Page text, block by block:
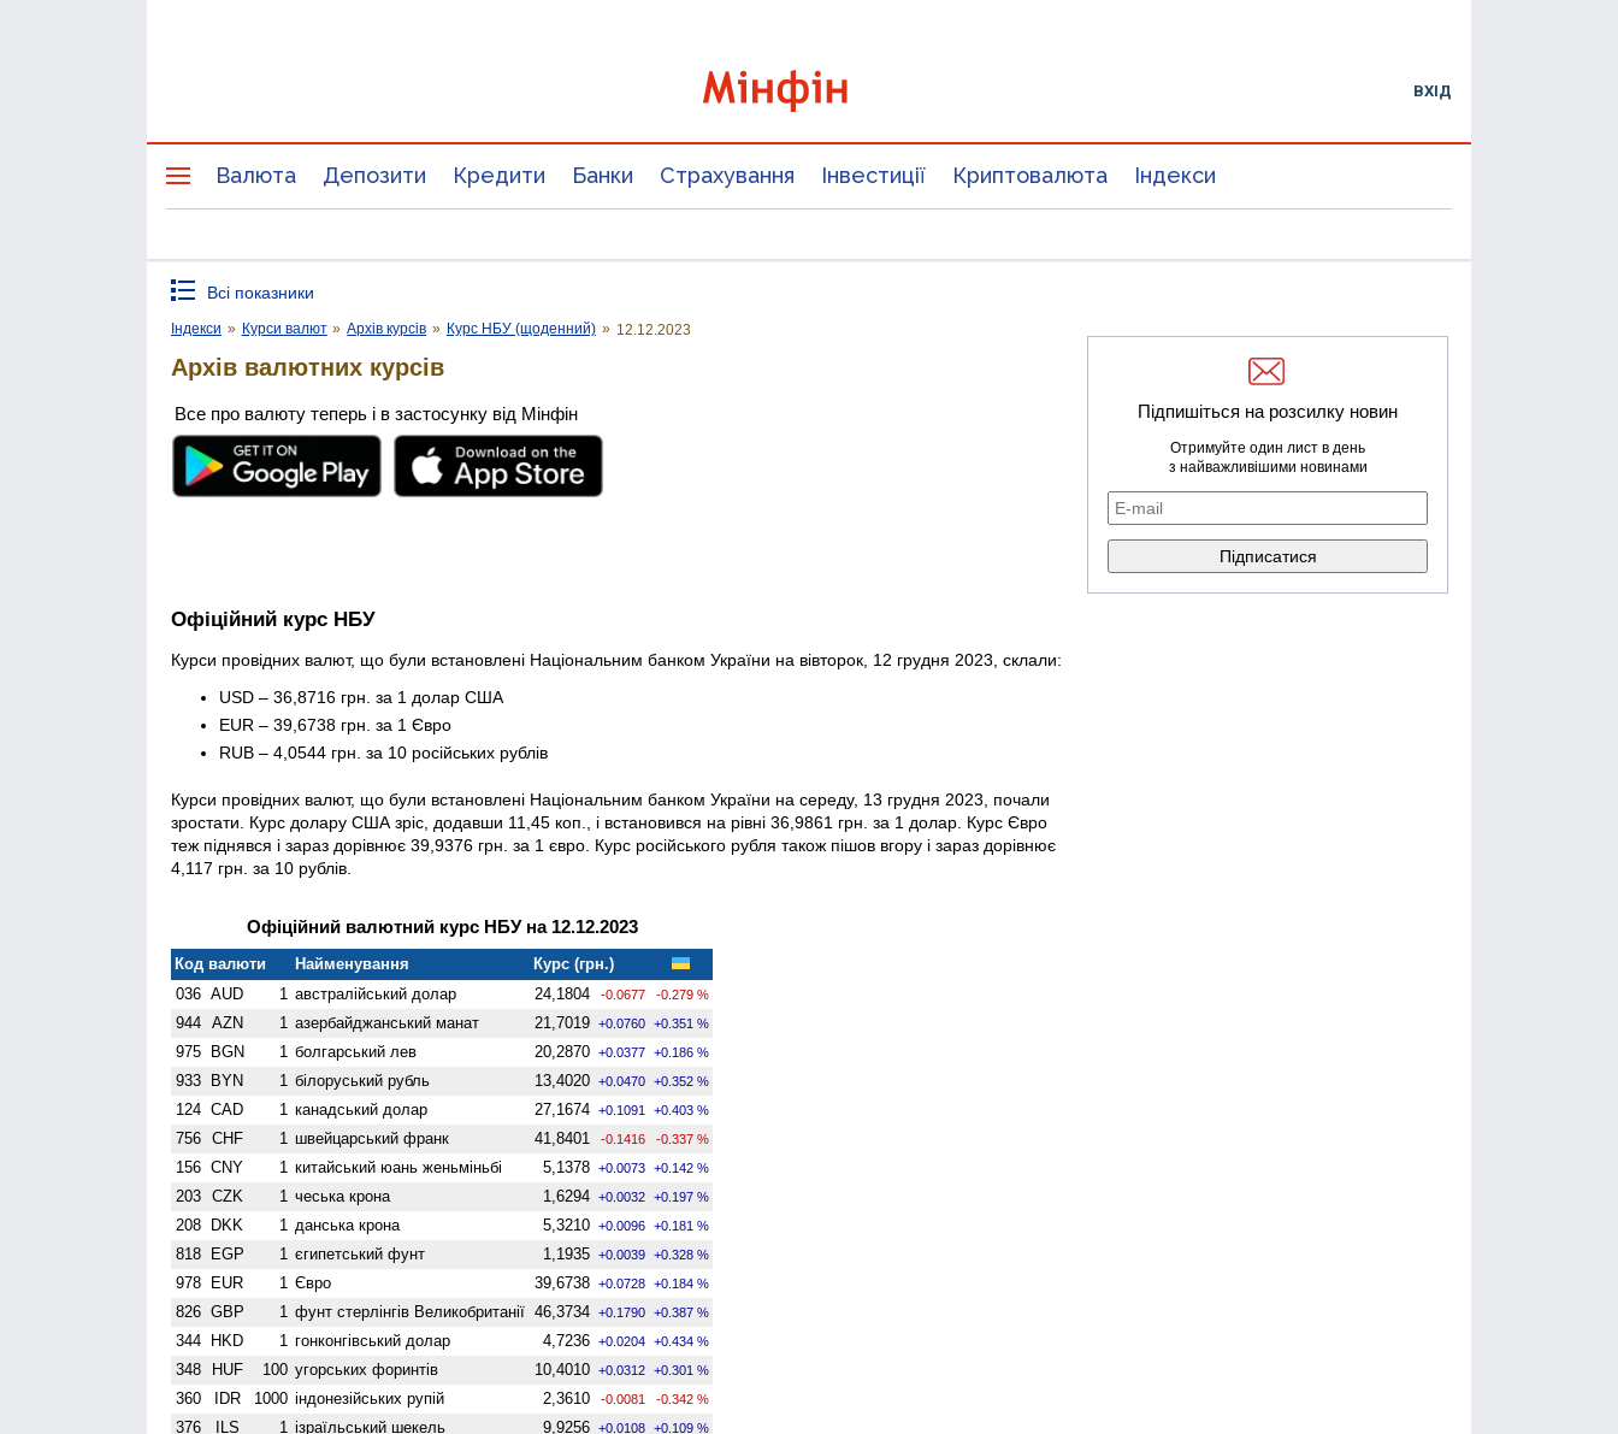
ВХІД
Валюта Депозити Кредити Банки Страхування Інвестиції Криптовалюта Індекси
Всі показники
Індекси » Курси валют » Архів курсів » Курс НБУ (щоденний) » 12.12.2023
Архів валютних курсів
Все про валюту теперь і в застосунку від Мінфін
Офіційний курс НБУ
Курси провідних валют, що були встановлені Національним банком України на вівторок, 12 грудня 2023, склали:
USD – 36,8716 грн. за 1 долар США
EUR – 39,6738 грн. за 1 Євро
RUB – 4,0544 грн. за 10 російських рублів
Курси провідних валют, що були встановлені Національним банком України на середу, 13 грудня 2023, почали
зростати. Курс долару США зріс, додавши 11,45 коп., і встановився на рівні 36,9861 грн. за 1 долар. Курс Євро
теж піднявся і зараз дорівнює 39,9376 грн. за 1 євро. Курс російського рубля також пішов вгору і зараз дорівнює
4,117 грн. за 10 рублів.
Офіційний валютний курс НБУ на 12.12.2023
Код валюти Найменування
Курс (грн.)
036 AUD 1 австралійський долар 24,1804 -0.0677 -0.279 %
944 AZN 1 азербайджанський манат 21,7019 +0.0760 +0.351 %
975 BGN 1 болгарський лев 20,2870 +0.0377 +0.186 %
933 BYN 1 білоруський рубль 13,4020 +0.0470 +0.352 %
124 CAD 1 канадський долар 27,1674 +0.1091 +0.403 %
756 CHF 1 швейцарський франк 41,8401 -0.1416 -0.337 %
156 CNY 1 китайський юань женьмiньбi 5,1378 +0.0073 +0.142 %
203 CZK 1 чеська крона 1,6294 +0.0032 +0.197 %
208 DKK 1 данська крона 5,3210 +0.0096 +0.181 %
818 EGP 1 єгипетський фунт 1,1935 +0.0039 +0.328 %
978 EUR 1 Євро 39,6738 +0.0728 +0.184 %
826 GBP 1 фунт стерлінгів Велико­британії 46,3734 +0.1790 +0.387 %
344 HKD 1 гонконгівський долар 4,7236 +0.0204 +0.434 %
348 HUF 100 угорських форинтів 10,4010 +0.0312 +0.301 %
360 IDR 1000 індонезійських рупій 2,3610 -0.0081 -0.342 %
376 ILS 1 ізраїльський шекель 9,9256 +0.0108 +0.109 %
Підпишіться на розсилку новин
Отримуйте один лист в день
з найважливішими новинами